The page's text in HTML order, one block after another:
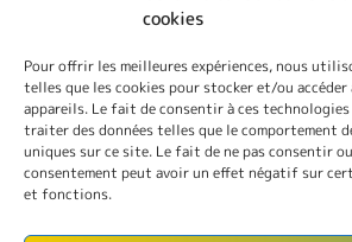
cookies
Pour offrir les meilleures expériences, nous
telles que les cookies pour stocker et/ou
appareils. Le fait de consentir à ces
traiter des données telles que le comportement
uniques sur ce site. Le fait de ne pas consentir
consentement peut avoir un effet négatif sur
et fonctions.
COURS
LANGUES
CONFÉRENCES
SORTIES
L’ASSOCIATION